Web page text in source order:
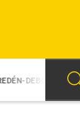
14:31